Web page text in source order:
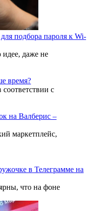
подбора пароля к Wi-
даже не
время?
соответствии с
на Валберис –
маркетплейс,
в Телеграмме на
что на фоне